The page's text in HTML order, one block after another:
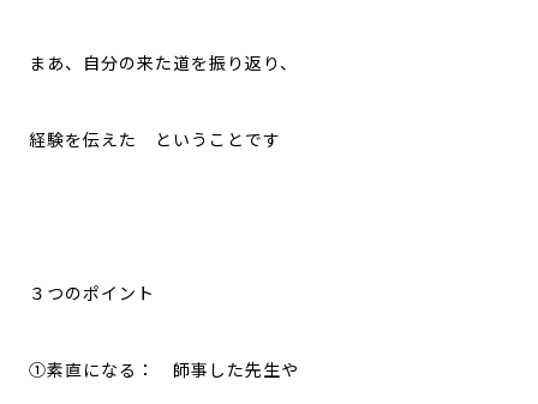
まあ、自分の来た道を振り返り、
経験を伝えた ということです
３つのポイント
①素直になる： 師事した先生や